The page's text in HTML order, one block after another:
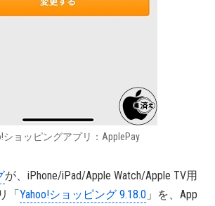
ショッピングアプリ：ApplePay
が、iPhone/iPad/Apple Watch/Apple TV用
「Yahoo!ショッピング 9.18.0 」を、App